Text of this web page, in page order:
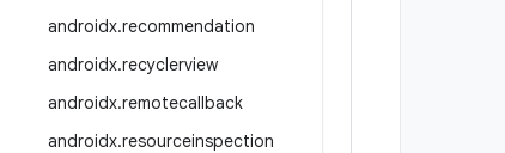
androidx.recommendation
androidx.recyclerview
androidx.remotecallback
androidx.resourceinspection